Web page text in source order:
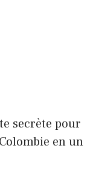
secrète pour
en un